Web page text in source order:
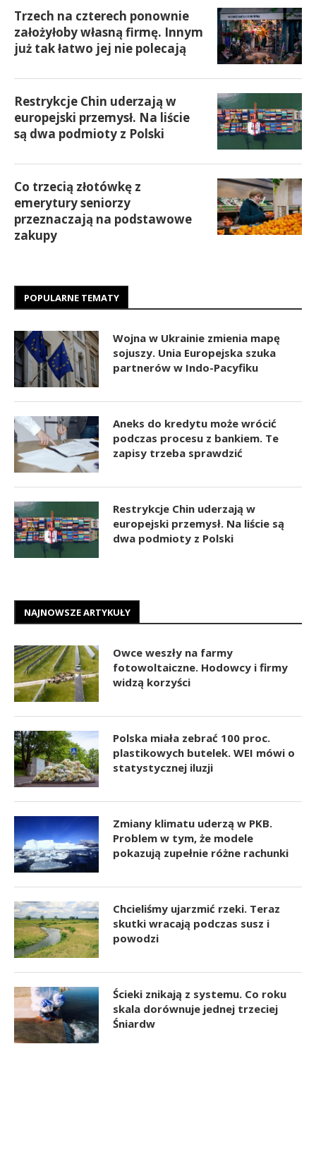
Trzech na czterech ponownie
założyłoby własną firmę. Innym
już tak łatwo jej nie polecają
Restrykcje Chin uderzają w
europejski przemysł. Na liście
są dwa podmioty z Polski
Co trzecią złotówkę z
emerytury seniorzy
przeznaczają na podstawowe
zakupy
POPULARNE TEMATY
Wojna w Ukrainie zmienia mapę
sojuszy. Unia Europejska szuka
partnerów w Indo-Pacyfiku
Aneks do kredytu może wrócić
podczas procesu z bankiem. Te
zapisy trzeba sprawdzić
Restrykcje Chin uderzają w
europejski przemysł. Na liście są
dwa podmioty z Polski
NAJNOWSZE ARTYKUŁY
Owce weszły na farmy
fotowoltaiczne. Hodowcy i firmy
widzą korzyści
Polska miała zebrać 100 proc.
plastikowych butelek. WEI mówi o
statystycznej iluzji
Zmiany klimatu uderzą w PKB.
Problem w tym, że modele
pokazują zupełnie różne rachunki
Chcieliśmy ujarzmić rzeki. Teraz
skutki wracają podczas susz i
powodzi
Ścieki znikają z systemu. Co roku
skala dorównuje jednej trzeciej
Śniardw